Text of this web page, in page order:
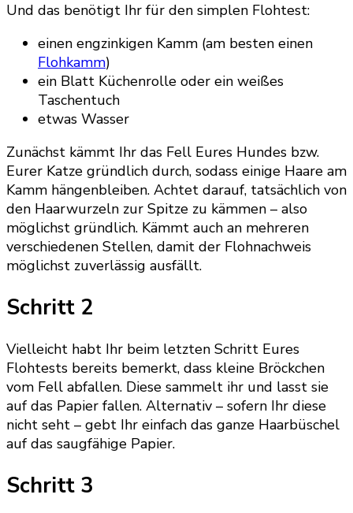
Und das benötigt Ihr für den simplen Flohtest:
einen engzinkigen Kamm (am besten einen
Flohkamm)
ein Blatt Küchenrolle oder ein weißes
Taschentuch
etwas Wasser
Zunächst kämmt Ihr das Fell Eures Hundes bzw.
Eurer Katze gründlich durch, sodass einige Haare am
Kamm hängenbleiben. Achtet darauf, tatsächlich von
den Haarwurzeln zur Spitze zu kämmen – also
möglichst gründlich. Kämmt auch an mehreren
verschiedenen Stellen, damit der Flohnachweis
möglichst zuverlässig ausfällt.
Schritt 2
Vielleicht habt Ihr beim letzten Schritt Eures
Flohtests bereits bemerkt, dass kleine Bröckchen
vom Fell abfallen. Diese sammelt ihr und lasst sie
auf das Papier fallen. Alternativ – sofern Ihr diese
nicht seht – gebt Ihr einfach das ganze Haarbüschel
auf das saugfähige Papier.
Schritt 3